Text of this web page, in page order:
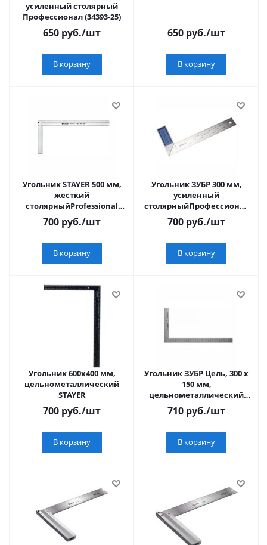
усиленный столярный
Профессионал (34393-25)
650 руб./шт
В корзину
650 руб./шт
В корзину
Угольник STAYER 500 мм,
жесткий
столярныйProfessional
(3432-50)
700 руб./шт
В корзину
Угольник ЗУБР 300 мм,
усиленный
столярныйПрофессионал
(34393-30)
700 руб./шт
В корзину
Угольник 600х400 мм,
цельнометаллический
STAYER
700 руб./шт
В корзину
Угольник ЗУБР Цель, 300 х
150 мм,
цельнометаллический
нержавеющий
Профессионал (34350-30)
710 руб./шт
В корзину